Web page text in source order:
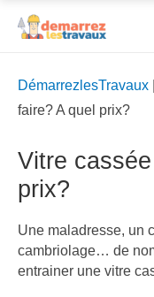
DémarrezlesTravaux
faire? A quel prix?
Vitre
prix?
Une maladresse, un
cambriolage… de
entrainer une vitre